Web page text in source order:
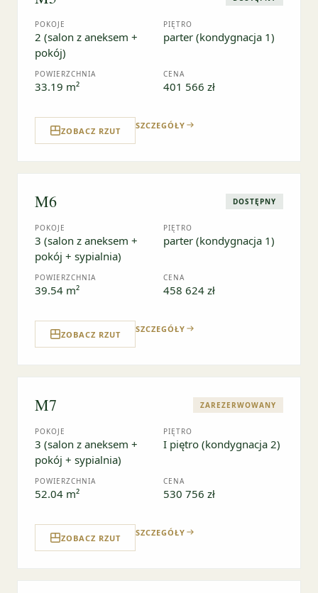
POKOJE
2 (salon z aneksem +
pokój)
PIĘTRO
parter (kondygnacja 1)
POWIERZCHNIA
33.19 m²
CENA
401 566 zł
ZOBACZ RZUT
SZCZEGÓŁY
M6 DOSTĘPNY
POKOJE
3 (salon z aneksem +
pokój + sypialnia)
PIĘTRO
parter (kondygnacja 1)
POWIERZCHNIA
39.54 m²
CENA
458 624 zł
ZOBACZ RZUT
SZCZEGÓŁY
M7 ZAREZERWOWANY
POKOJE
3 (salon z aneksem +
pokój + sypialnia)
PIĘTRO
I piętro (kondygnacja 2)
POWIERZCHNIA
52.04 m²
CENA
530 756 zł
ZOBACZ RZUT
SZCZEGÓŁY